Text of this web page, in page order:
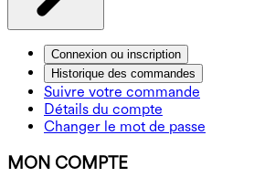
Connexion ou inscription
Historique des commandes
Suivre votre commande
Détails du compte
Changer le mot de passe
MON COMPTE